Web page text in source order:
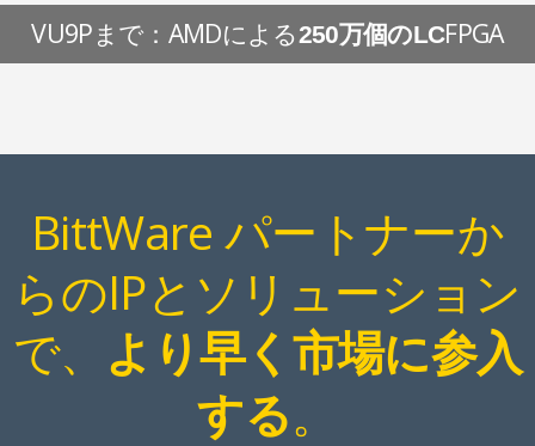
VU9Pまで：AMDによる250万個のLCFPGA
BittWare パートナーか
らのIPとソリューション
で、
より早く市場に参入
する。